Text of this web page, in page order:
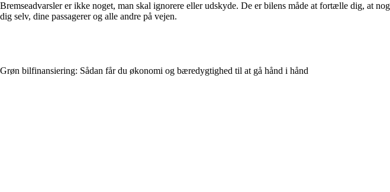
Bremseadvarsler er ikke noget, man skal ignorere eller udskyde. De er bilens måde at fortælle dig, at
dig selv, dine passagerer og alle andre på vejen.
Grøn bilfinansiering: Sådan får du økonomi og bæredygtighed til at gå hånd i hånd